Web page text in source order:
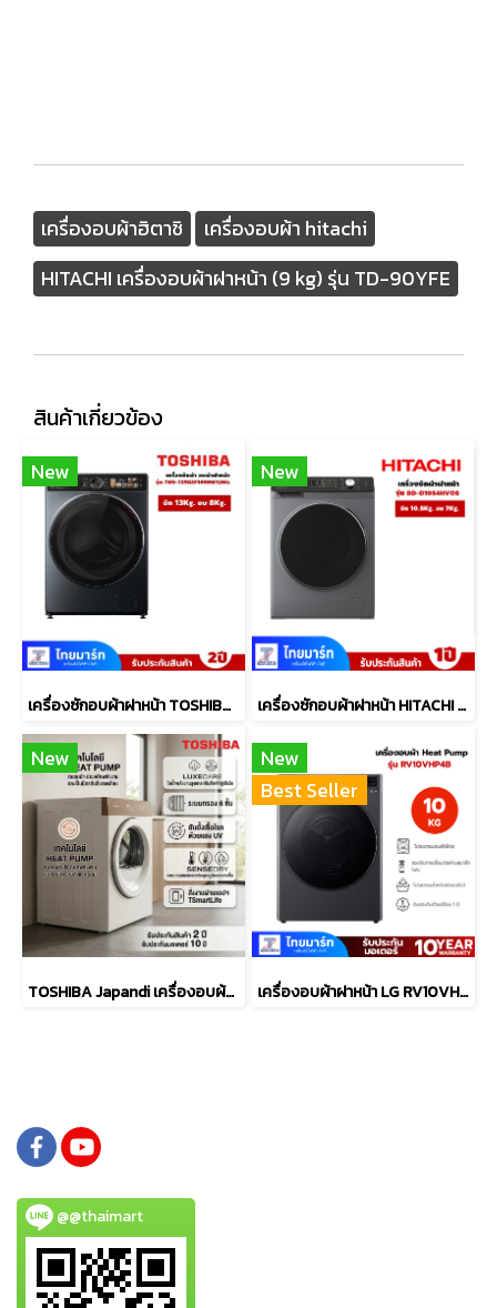
เครื่องอบผ้าฮิตาชิ
เครื่องอบผ้า hitachi
HITACHI เครื่องอบผ้าฝาหน้า (9 kg) รุ่น TD-90YFE
สินค้าเกี่ยวข้อง
New
เครื่องซักอบผ้าฝาหน้า TOSHIBA รุ่น TWD-T25BZP140MWT(MG)
New
เครื่องซักอบผ้าฝาหน้า HITACHI 10.5/7 กก. รุ่น BD-D1054HVOS
New
TOSHIBA Japandi เครื่องอบผ้าฝาหน้า TOSHIBA TD-T37BS90HWT(WT) 8 กก. HEAT PUMP สีขาว
New
Best Seller
เครื่องอบผ้าฝาหน้า LG RV10VHP4B 10 กก. HEAT PUMP สีดำ
@@thaimart